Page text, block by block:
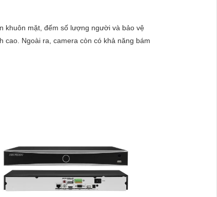
cho việc bảo vệ tài sản và an ninh cho mọi
nào trong quá trình giám sát. - Giá cả phải
chuyên môn.
Với đội ngũ nhân viên chuyên nghiệp, bạn
minh với giá cả phải chăng và hình ảnh chất
khuôn mặt, đếm số lượng người và bảo vệ
Ngoài ra, camera còn có khả năng bám